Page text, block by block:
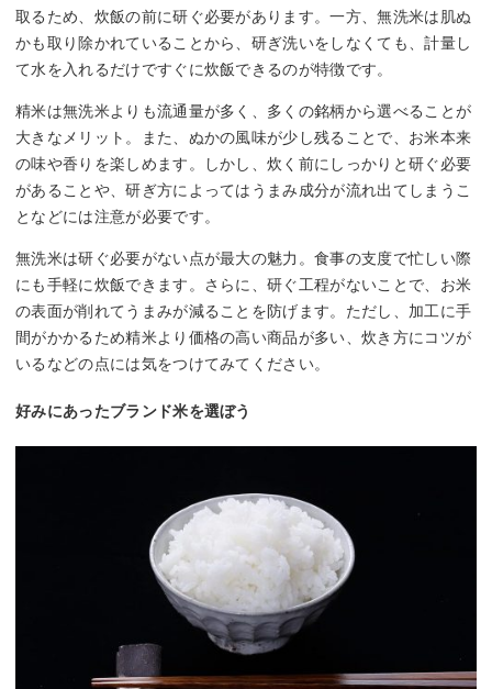
取るため、炊飯の前に研ぐ必要があります。一方、無洗米は肌ぬ
かも取り除かれていることから、研ぎ洗いをしなくても、計量し
て水を入れるだけですぐに炊飯できるのが特徴です。
精米は無洗米よりも流通量が多く、多くの銘柄から選べることが
大きなメリット。また、ぬかの風味が少し残ることで、お米本来
の味や香りを楽しめます。しかし、炊く前にしっかりと研ぐ必要
があることや、研ぎ方によってはうまみ成分が流れ出てしまうこ
となどには注意が必要です。
無洗米は研ぐ必要がない点が最大の魅力。食事の支度で忙しい際
にも手軽に炊飯できます。さらに、研ぐ工程がないことで、お米
の表面が削れてうまみが減ることを防げます。ただし、加工に手
間がかかるため精米より価格の高い商品が多い、炊き方にコツが
いるなどの点には気をつけてみてください。
好みにあったブランド米を選ぼう